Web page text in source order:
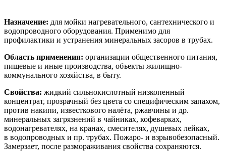
Назначение: для мойки нагревательного, сантехнического и
водопроводного оборудования. Применимо для
профилактики и устранения минеральных засоров в трубах.
Область применения: организации общественного питания,
пищевые и иные производства, объекты жилищно-
коммунального хозяйства, в быту.
Свойства: жидкий сильнокислотный низкопенный
концентрат, прозрачный без цвета со специфическим запахом,
против накипи, известкового налёта, ржавчины и др.
минеральных загрязнений в чайниках, кофеварках,
водонагревателях, на кранах, смесителях, душевых лейках,
в водопроводных и пр. трубах. Пожаро- и взрывобезопасный.
Замерзает, после размораживания свойства сохраняются.